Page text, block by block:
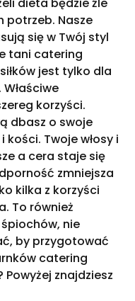
potrzeb. Nasze
się w Twój styl
tani catering
jest tylko dla
korzyści.
dbasz o swoje
Twoje włosy i
a cera staje się
zmniejsza
kilka z korzyści
To również
nie
by przygotować
catering
znajdziesz